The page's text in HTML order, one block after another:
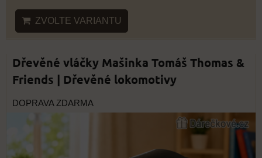
ZVOLTE VARIANTU
Dřevěné vláčky Mašinka Tomáš Thomas &
Friends | Dřevěné lokomotivy
DOPRAVA ZDARMA